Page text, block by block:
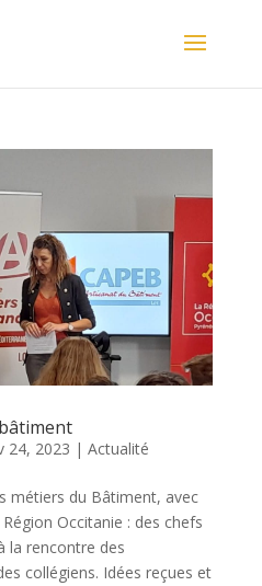
24, 2023 | Actualité
métiers du Bâtiment, avec
Occitanie : des chefs
la rencontre des
collégiens. Idées reçues et